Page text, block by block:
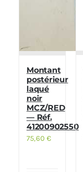
Montant
postérieur
laqué
noir
MCZ/RED
— Réf.
41200902550
75,60€